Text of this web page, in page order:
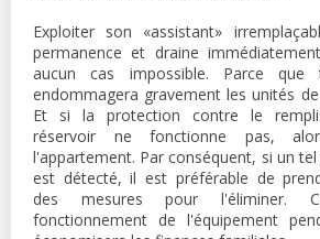
Exploiter son «assistant»
permanence et draine
aucun cas impossible. Parce
endommagera gravement les unités
Et si la protection contre le
réservoir ne fonctionne pas,
l'appartement. Par conséquent, si un
est détecté, il est préférable de
des mesures pour l'éliminer.
fonctionnement de l'équipement